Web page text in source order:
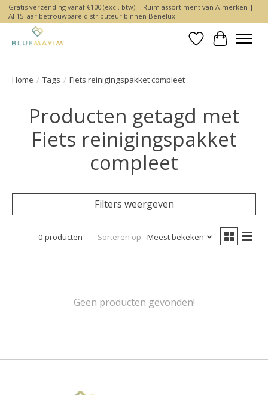
Gratis verzending vanaf €100 (excl. btw) | Ruim assortiment van A-merken |
Al 15 jaar betrouwbare distributeur binnen Benelux
Verlanglijst
Home / Tags / Fiets reinigingspakket compleet
Producten getagd met
Fiets reinigingspakket
compleet
Filters weergeven
0 producten Sorteren op Meest bekeken
Geen producten gevonden!